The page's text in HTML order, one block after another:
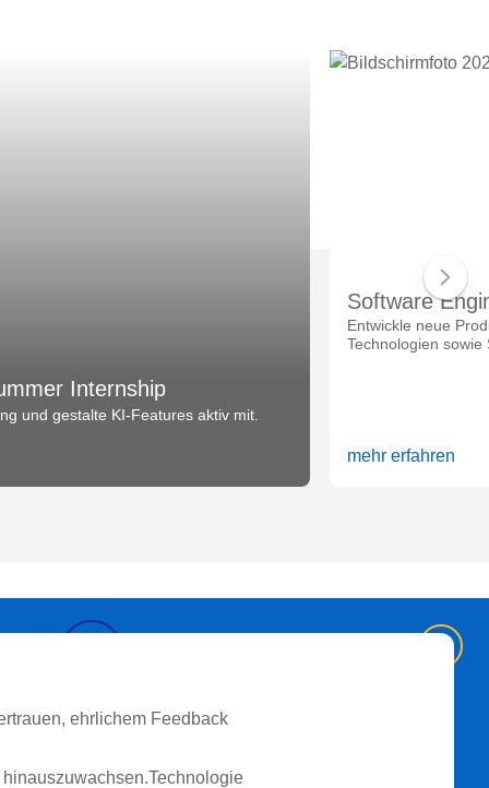
Internship
und gestalte KI-Features aktiv mit.
Software
Entwickle neue
Technologien
mehr erfahren
ehrlichem Feedback